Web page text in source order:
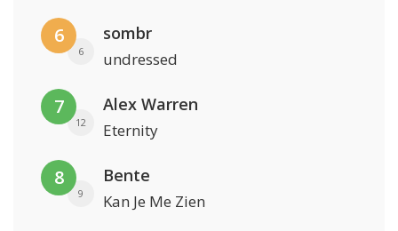
6
6
sombr
undressed
7
12
Alex Warren
Eternity
8
9
Bente
Kan Je Me Zien